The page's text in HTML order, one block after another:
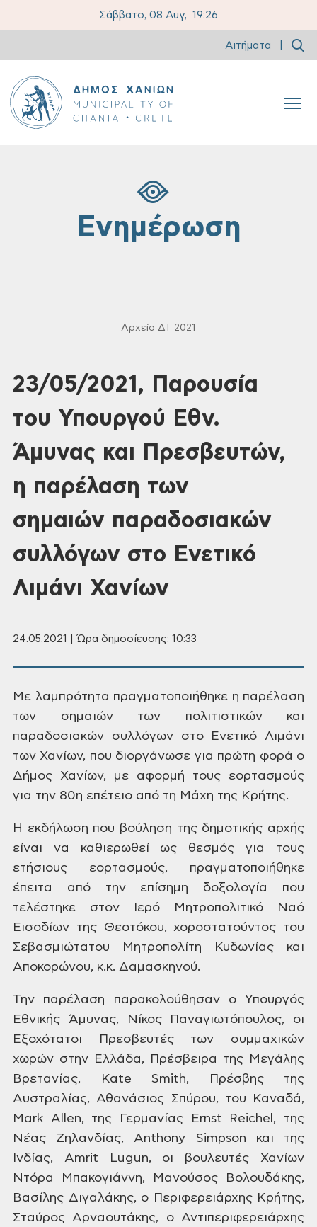
Σάββατο, 08 Αυγ, 19:26
Αιτήματα
Ενημέρωση
Αρχείο ΔΤ 2021
23/05/2021, Παρουσία
του Υπουργού Εθν.
Άμυνας και Πρεσβευτών,
η παρέλαση των
σημαιών παραδοσιακών
συλλόγων στο Ενετικό
Λιμάνι Χανίων
24.05.2021 | Ώρα δημοσίευσης: 10:33
Με λαμπρότητα πραγματοποιήθηκε η παρέλαση
των σημαιών των πολιτιστικών και
παραδοσιακών συλλόγων στο Ενετικό Λιμάνι
των Χανίων, που διοργάνωσε για πρώτη φορά ο
Δήμος Χανίων, με αφορμή τους εορτασμούς
για την 80η επέτειο από τη Μάχη της Κρήτης.
Η εκδήλωση που βούληση της δημοτικής αρχής
είναι να καθιερωθεί ως θεσμός για
τους
ετήσιους εορτασμούς, πραγματοποιήθηκε
έπειτα από την επίσημη δοξολογία που
τελέστηκε στον Ιερό Μητροπολιτικό Ναό
Εισοδίων της Θεοτόκου, χοροστατούντος του
Σεβασμιώτατου Μητροπολίτη Κυδωνίας και
Αποκορώνου, κ.κ. Δαμασκηνού.
Την παρέλαση παρακολούθησαν ο Υπουργός
Εθνικής Άμυνας, Νίκος Παναγιωτόπουλος, οι
Εξοχότατοι Πρεσβευτές των συμμαχικών
χωρών στην Ελλάδα, Πρέσβειρα της Μεγάλης
Βρετανίας, Kate Smith, Πρέσβης της
Αυστραλίας, Αθανάσιος Σπύρου, του Καναδά,
Mark Allen, της Γερμανίας Ernst Reichel, της
Νέας Ζηλανδίας, Anthony Simpson και της
Ινδίας, Amrit Lugun, οι βουλευτές Χανίων
Ντόρα Μπακογιάννη, Μανούσος Βολουδάκης,
Βασίλης Διγαλάκης, ο Περιφερειάρχης Κρήτης,
Σταύρος Αρναουτάκης, ο Αντιπεριφερειάρχης